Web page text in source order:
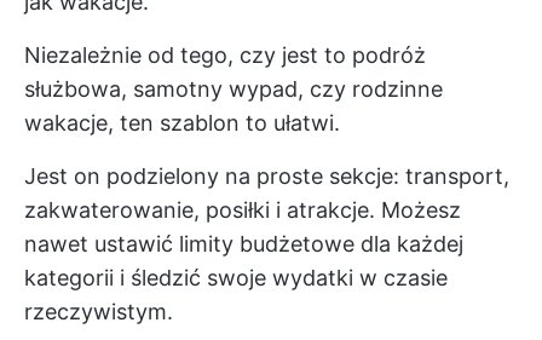
Niezależnie od tego, czy jest to podróż
służbowa, samotny wypad, czy rodzinne
wakacje, ten szablon to ułatwi.
Jest on podzielony na proste sekcje: transport,
zakwaterowanie, posiłki i atrakcje. Możesz
nawet ustawić limity budżetowe dla każdej
kategorii i śledzić swoje wydatki w czasie
rzeczywistym.